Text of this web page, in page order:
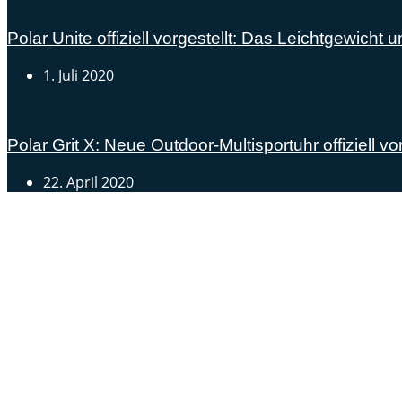
Polar Unite offiziell vorgestellt: Das Leichtgewicht
1. Juli 2020
Polar Grit X: Neue Outdoor-Multisportuhr offiziell
22. April 2020